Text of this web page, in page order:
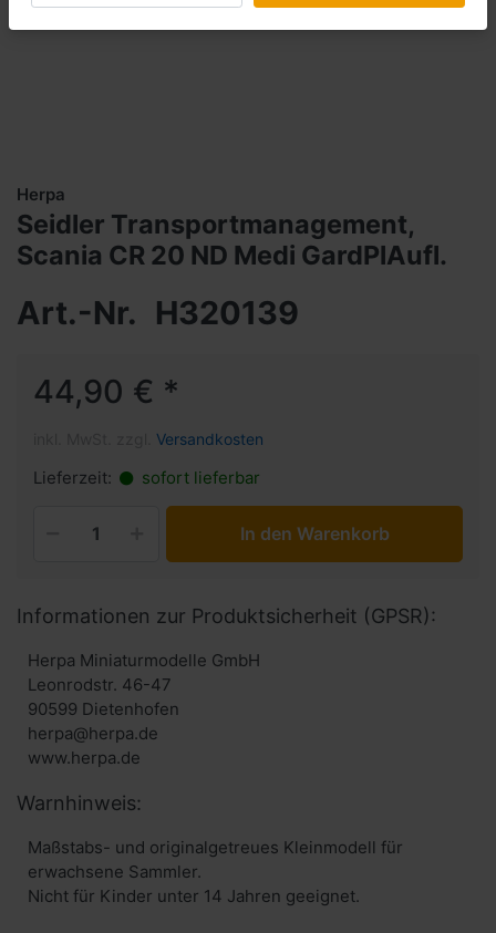
Herpa
Seidler Transportmanagement,
Scania CR 20 ND Medi GardPlAufl.
Art.-Nr. H320139
44,90 € *
Versandkosten
Lieferzeit: sofort lieferbar
In den Warenkorb
Informationen zur Produktsicherheit (GPSR):
Herpa Miniaturmodelle GmbH
Leonrodstr. 46-47
90599 Dietenhofen
herpa@herpa.de
www.herpa.de
Warnhinweis:
Maßstabs- und originalgetreues Kleinmodell für
erwachsene Sammler.
Nicht für Kinder unter 14 Jahren geeignet.